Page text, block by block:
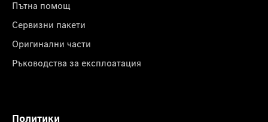
Пътна помощ
Сервизни пакети
Оригинални части
Ръководства за експлоатация
Политики